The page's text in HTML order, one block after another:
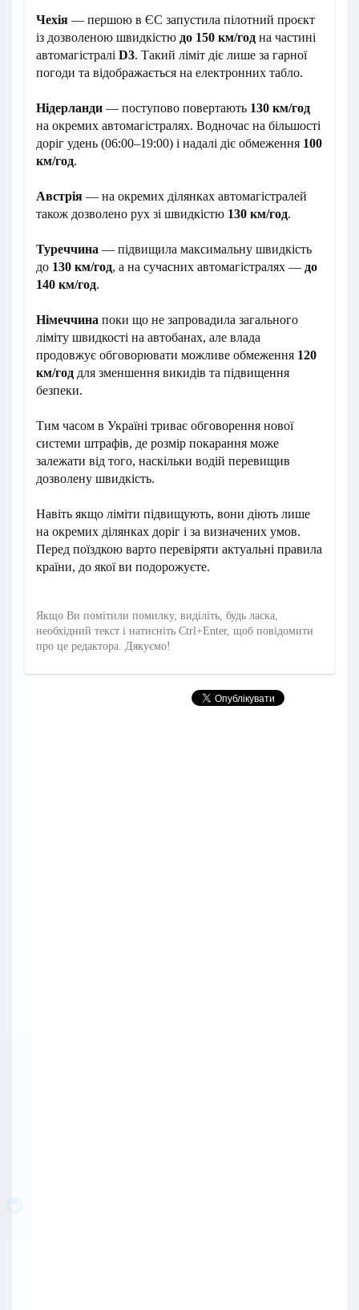
Чехія — першою в ЄС запустила пілотний проєкт
із дозволеною швидкістю до 150 км/год на частині
автомагістралі D3. Такий ліміт діє лише за гарної
погоди та відображається на електронних табло.
Нідерланди — поступово повертають 130 км/год
на окремих автомагістралях. Водночас на більшості
доріг удень (06:00–19:00) і надалі діє обмеження 100
км/год.
Австрія — на окремих ділянках автомагістралей
також дозволено рух зі швидкістю 130 км/год.
Туреччина — підвищила максимальну швидкість
до 130 км/год, а на сучасних автомагістралях — до
140 км/год.
Німеччина поки що не запровадила загального
ліміту швидкості на автобанах, але влада
продовжує обговорювати можливе обмеження 120
км/год для зменшення викидів та підвищення
безпеки.
Тим часом в Україні триває обговорення нової
системи штрафів, де розмір покарання може
залежати від того, наскільки водій перевищив
дозволену швидкість.
Навіть якщо ліміти підвищують, вони діють лише
на окремих ділянках доріг і за визначених умов.
Перед поїздкою варто перевіряти актуальні правила
країни, до якої ви подорожуєте.
Якщо Ви помітили помилку, виділіть, будь ласка,
необхідний текст і натисніть Ctrl+Enter, щоб повідомити
про це редактора. Дякуємо!